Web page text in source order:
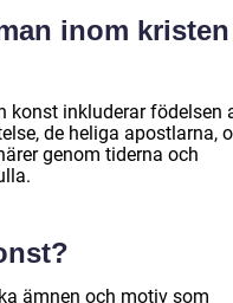
inom kristen
konst inkluderar födelsen
de heliga apostlarna,
genom tiderna och
ämnen och motiv som